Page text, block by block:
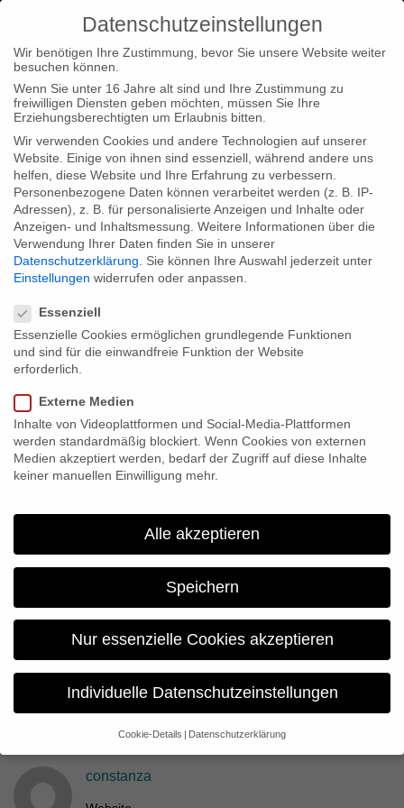
Home Type|News Type|Filmnews
‘100 YEARS OF
HOLLYWOOD’ for Universal Studios’ anniversary
‘100 YEARS OF HOLLYWOOD’ for
Universal Studios’ anniversary
The Universal Studios turn 100 in March 2015. An occasion for
the German-American Heritage Foundation in Washington
show our film about German immigrant Carl Laemmle who once
founded the Universal Studios.
Erstausstrahlung “Im Bann der Jahreszeiten” auf arte &
Next
Paris
constanza
Datenschutzeinstellungen
Wir benötigen Ihre Zustimmung, bevor Sie unsere Website weiter
besuchen können.
Wenn Sie unter 16 Jahre alt sind und Ihre Zustimmung zu
freiwilligen Diensten geben möchten, müssen Sie Ihre
Erziehungsberechtigten um Erlaubnis bitten.
Wir verwenden Cookies und andere Technologien auf unserer
Website. Einige von ihnen sind essenziell, während andere uns
helfen, diese Website und Ihre Erfahrung zu verbessern.
Personenbezogene Daten können verarbeitet werden (z. B. IP-
Adressen), z. B. für personalisierte Anzeigen und Inhalte oder
Anzeigen- und Inhaltsmessung. Weitere Informationen über die
Verwendung Ihrer Daten finden Sie in unserer
Datenschutzerklärung
Sie können Ihre Auswahl jederzeit unter
Einstellungen widerrufen oder anpassen.
Essenziell
Essenzielle Cookies ermöglichen grundlegende Funktionen
und sind für die einwandfreie Funktion der Website
erforderlich.
Externe Medien
Inhalte von Videoplattformen und Social-Media-Plattformen
werden standardmäßig blockiert. Wenn Cookies von externen
Medien akzeptiert werden, bedarf der Zugriff auf diese Inhalte
keiner manuellen Einwilligung mehr.
Alle akzeptieren
Speichern
Nur essenzielle Cookies akzeptieren
Individuelle Datenschutzeinstellungen
Cookie-Details Datenschutzerklärung
Datenschutzeinstellungen
Wenn Sie unter 16 Jahre alt sind und Ihre Zustimmung zu